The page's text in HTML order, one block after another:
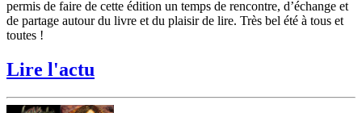
permis de faire de cette édition un temps de rencontre, d’échange et
de partage autour du livre et du plaisir de lire. Très bel été à tous et
toutes !
Lire l'actu